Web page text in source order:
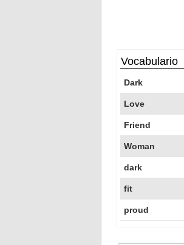
Vocabulario
Dark
Love
Friend
Woman
dark
fit
proud